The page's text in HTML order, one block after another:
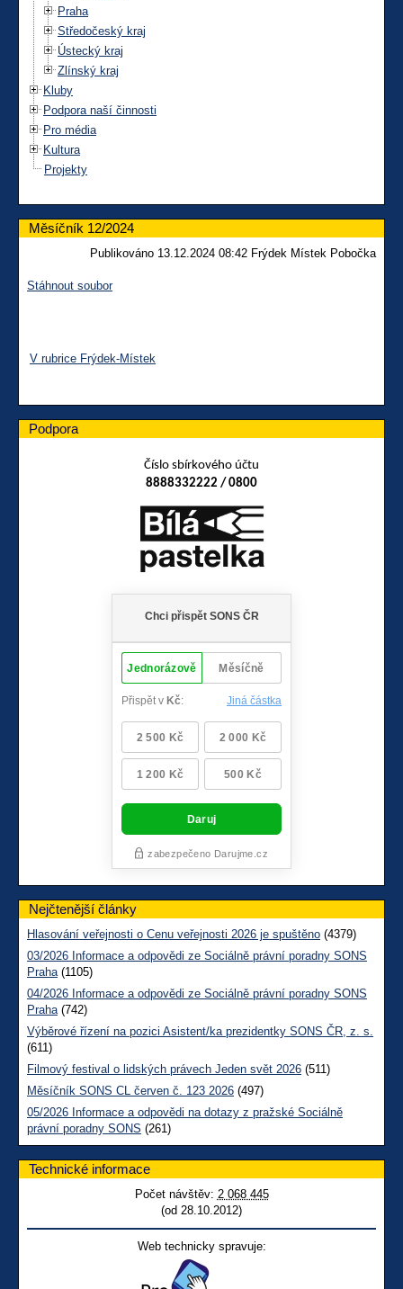
Praha
Středočeský kraj
Ústecký kraj
Zlínský kraj
Kluby
Podpora naší činnosti
Pro média
Kultura
Projekty
Měsíčník 12/2024
Publikováno 13.12.2024 08:42 Frýdek Místek Pobočka
Stáhnout soubor
V rubrice Frýdek-Místek
Podpora
Číslo sbírkového účtu
8888332222 / 0800
Nejčtenější články
Hlasování veřejnosti o Cenu veřejnosti 2026 je spuštěno (4379)
03/2026 Informace a odpovědi ze Sociálně právní poradny SONS
Praha(1105)
04/2026 Informace a odpovědi ze Sociálně právní poradny SONS
Praha(742)
Výběrové řízení na pozici Asistent/ka prezidentky SONS ČR, z. s.
(611)
Filmový festival o lidských právech Jeden svět 2026 (511)
Měsíčník SONS CL červen č. 123 2026 (497)
05/2026 Informace a odpovědi na dotazy z pražské Sociálně
právní poradny SONS (261)
Technické informace
Počet návštěv: 2 068 445
(od 28.10.2012)
Web technicky spravuje: